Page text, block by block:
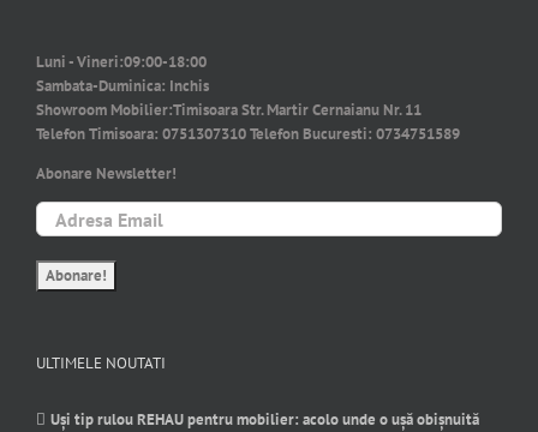
Luni - Vineri:09:00-18:00
Sambata-Duminica: Inchis
Showroom Mobilier:Timisoara Str. Martir Cernaianu Nr. 11
Telefon Timisoara: 0751307310Telefon Bucuresti: 0734751589
Abonare Newsletter!
ULTIMELE NOUTATI
Uși tip rulou REHAU pentru mobilier: acolo unde o ușă obișnuită